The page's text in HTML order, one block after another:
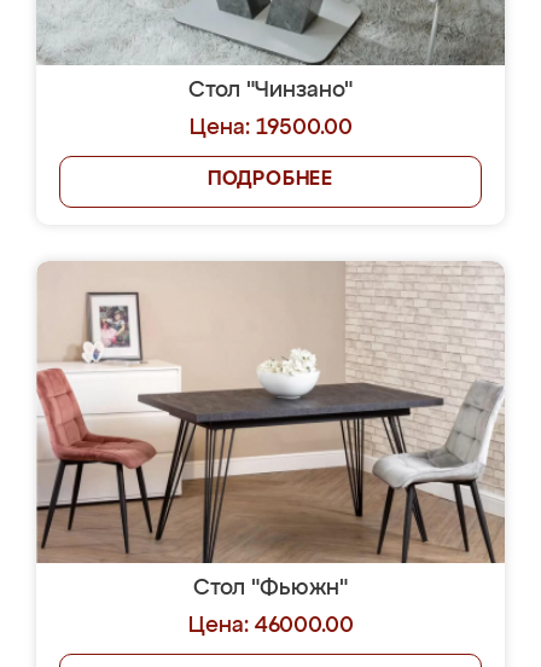
Стол "Чинзано"
Цена: 19500.00
ПОДРОБНЕЕ
Стол "Фьюжн"
Цена: 46000.00